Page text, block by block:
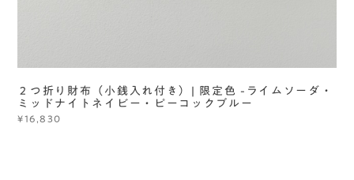
２つ折り財布（小銭入れ付き）| 限定色 -ライムソーダ・
ミッドナイトネイビー・ピーコックブルー
¥16,830